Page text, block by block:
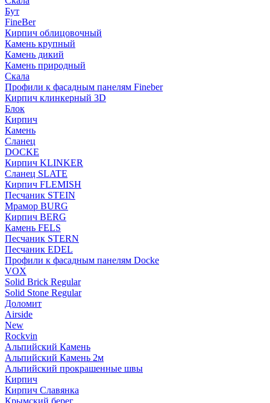
Бут
FineBer
Кирпич облицовочный
Камень крупный
Камень дикий
Камень природный
Скала
Профили к фасадным панелям Fineber
Кирпич клинкерный 3D
Блок
Кирпич
Камень
Сланец
DOCKE
Кирпич KLINKER
Сланец SLATE
Кирпич FLEMISH
Пес­ча­ник STEIN
Мрамор BURG
Кирпич BERG
Камень FELS
Пес­ча­ник STERN
Пес­ча­ник EDEL
Профили к фасадным панелям Docke
VOX
Solid Brick Regular
Solid Stone Regular
Доломит
Airside
New
Rockvin
Альпийский Камень
Альпийский Камень 2м
Альпийский прокрашенные швы
Кирпич
Кирпич Славянка
Крымский берег